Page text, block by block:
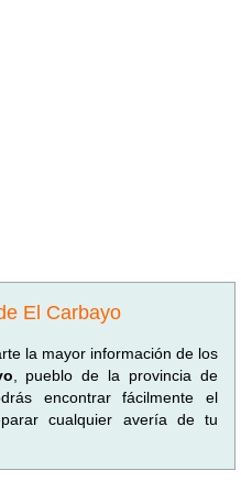
El Carbayo
la mayor información de los
, pueblo de la provincia de
encontrar fácilmente el
cualquier avería de tu